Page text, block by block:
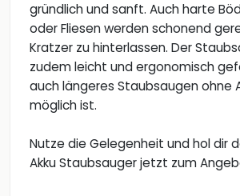
gründlich und sanft. Auch harte
oder Fliesen werden schonend
Kratzer zu hinterlassen. Der
zudem leicht und ergonomisch
auch längeres Staubsaugen ohne
möglich ist.
Nutze die Gelegenheit und hol dir
Akku Staubsauger jetzt zum